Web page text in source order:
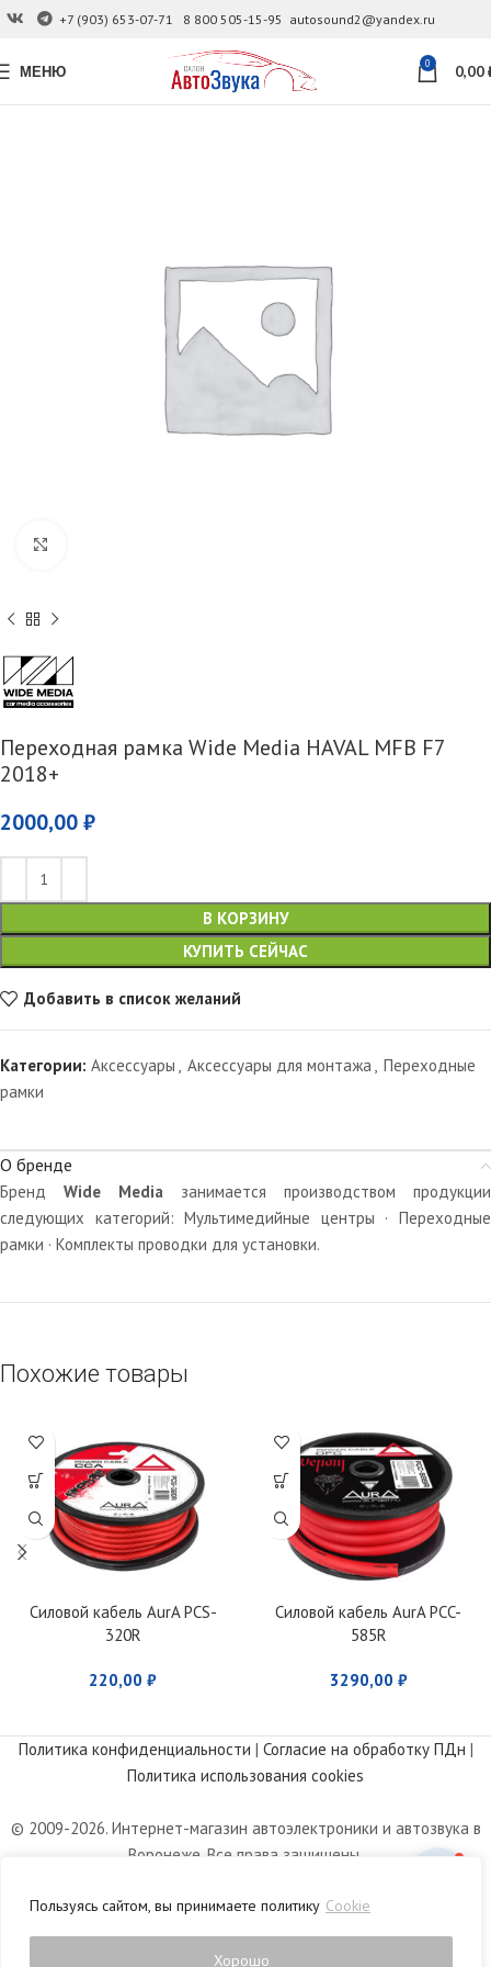
Пользуясь сайтом, вы принимаете политику Cookie
Хорошо
+7 (903) 653-07-71 8 800 505-15-95 autosound2@yandex.ru
МЕНЮ 0 0,00
Переходная рамка Wide Media HAVAL MFB F7
2018+
2000,00 ₽
В КОРЗИНУ
КУПИТЬ СЕЙЧАС
Добавить в список желаний
Категории: Аксессуары Аксессуары для монтажа
Переходные
рамки
О бренде
Бренд Wide Media занимается производством продукции
следующих категорий: Мультимедийные центры · Переходные
рамки · Комплекты проводки для установки.
Похожие товары
Силовой кабель AurA PCS-
320R
220,00 ₽
Силовой кабель AurA PCC-
585R
3290,00 ₽
Политика конфиденциальности | Согласие на обработку ПДн |
Политика использования cookies
© 2009-2026. Интернет-магазин автоэлектроники и автозвука в
Воронеже. Все права защищены.
характер и не является публичной офертой, определяемой
положениями статьи 437 Гражданского кодекса РФ.